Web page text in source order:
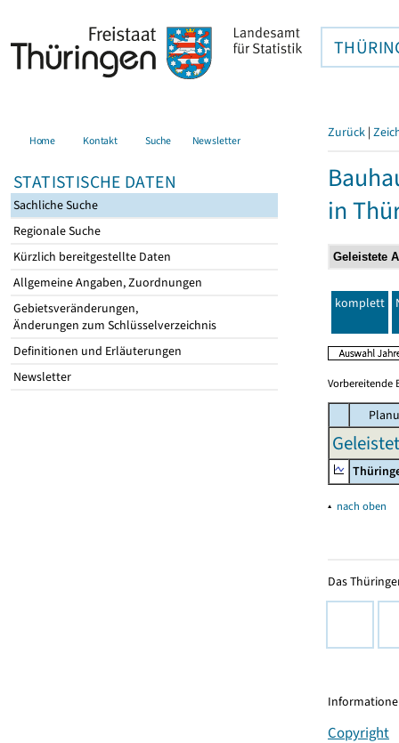
Home Kontakt Suche Newsletter
STATISTISCHE DATEN
Sachliche Suche
Regionale Suche
Kürzlich bereitgestellte Daten
Allgemeine Angaben, Zuordnungen
Gebietsveränderungen,
Änderungen zum Schlüsselverzeichnis
Definitionen und Erläuterungen
Newsletter
Zurück |
in
komplett
Vorbereitende
▴ nach oben
Das
Copyright